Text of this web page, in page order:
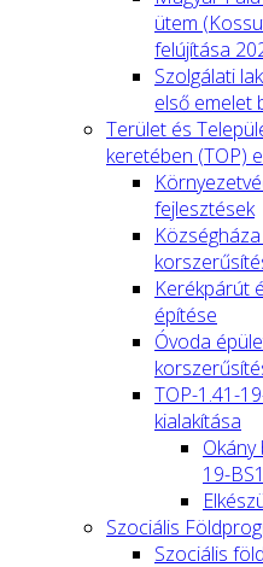
ütem
felújítása
Szolgálati
első emelet
Terület és
keretében (TOP)
fejlesztések
Kerékpárút
építése
Óvoda
TOP-1.41-
kialakítása
Okány
19-
Szociális
Szociális